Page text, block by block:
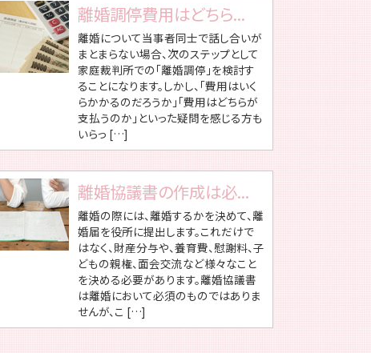
離婚調停費用はどちら...
離婚について当事者同士で話し合いが
まとまらない場合、次のステップとして
家庭裁判所での「離婚調停」を検討す
ることになります。しかし、「費用はいく
らかかるのだろうか」「費用はどちらが
支払うのか」といった疑問を感じる方も
いらっ […]
離婚協議書の作成は必...
離婚の際には、離婚するかを決めて、離
婚届を役所に提出します。これだけで
はなく、財産分与や、養育費、慰謝料、子
どもの親権、面会交流など様々なこと
を決める必要があります。離婚協議書
は離婚において必須のものではありま
せんが、こ […]